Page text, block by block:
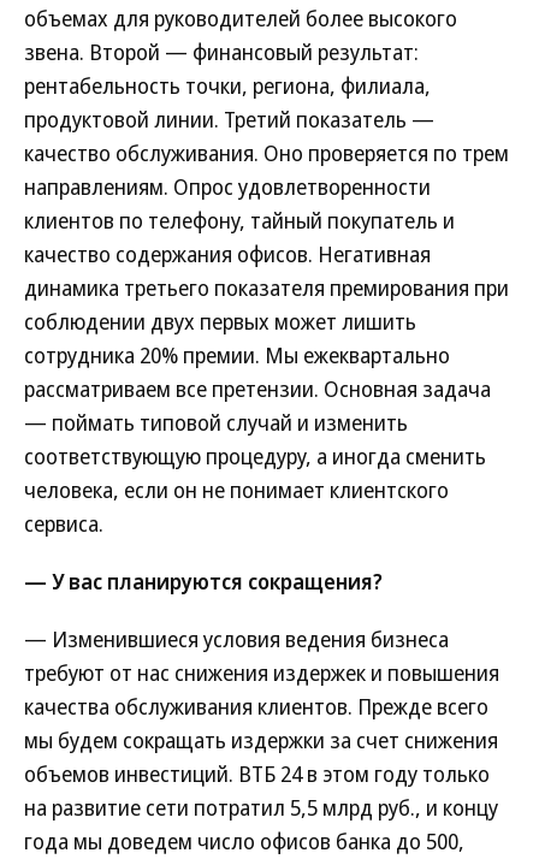
объемах для руководителей более высокого
звена. Второй — финансовый результат:
рентабельность точки, региона, филиала,
продуктовой линии. Третий показатель —
качество обслуживания. Оно проверяется по трем
направлениям. Опрос удовлетворенности
клиентов по телефону, тайный покупатель и
качество содержания офисов. Негативная
динамика третьего показателя премирования при
соблюдении двух первых может лишить
сотрудника 20% премии. Мы ежеквартально
рассматриваем все претензии. Основная задача
— поймать типовой случай и изменить
соответствующую процедуру, а иногда сменить
человека, если он не понимает клиентского
сервиса.
— У вас планируются сокращения?
— Изменившиеся условия ведения бизнеса
требуют от нас снижения издержек и повышения
качества обслуживания клиентов. Прежде всего
мы будем сокращать издержки за счет снижения
объемов инвестиций. ВТБ 24 в этом году только
на развитие сети потратил 5,5 млрд руб., и концу
года мы доведем число офисов банка до 500,